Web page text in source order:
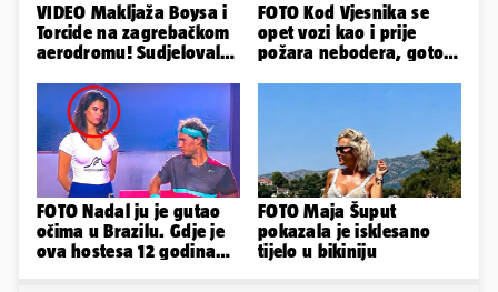
VIDEO Makljaža Boysa i
Torcide na zagrebačkom
aerodromu! Sudjelovalo
FOTO Kod Vjesnika se
opet vozi kao i prije
požara nebodera, gotovi
FOTO Nadal ju je gutao
očima u Brazilu. Gdje je
ova hostesa 12 godina
FOTO Maja Šuput
pokazala je isklesano
tijelo u bikiniju